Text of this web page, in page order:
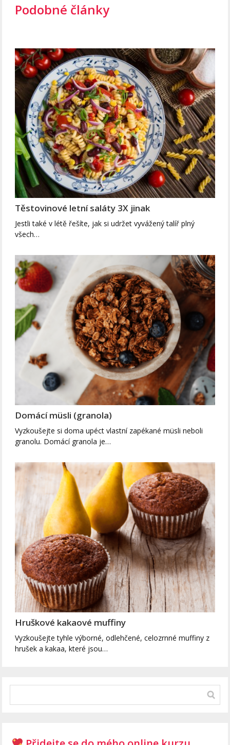
Podobné články
Těstovinové letní saláty 3X jinak
Jestli také v létě řešíte, jak si udržet vyvážený talíř plný
všech…
Domácí müsli (granola)
Vyzkoušejte si doma upéct vlastní zapékané müsli neboli
granolu. Domácí granola je…
Hruškové kakaové muffiny
Vyzkoušejte tyhle výborné, odlehčené, celozrnné muffiny z
hrušek a kakaa, které jsou…